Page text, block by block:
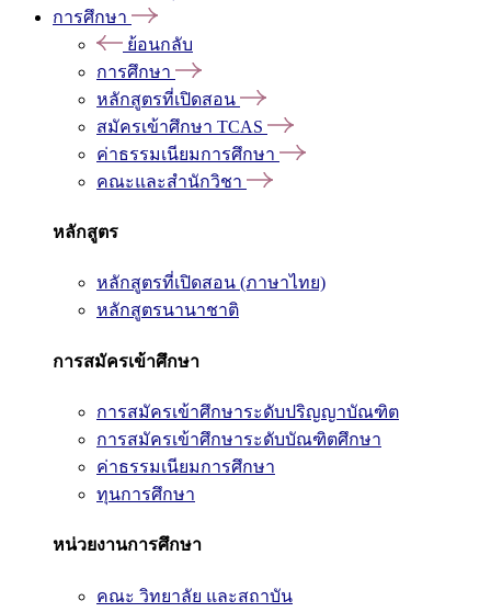
การศึกษา
ย้อนกลับ
การศึกษา
หลักสูตรที่เปิดสอน
สมัครเข้าศึกษา TCAS
ค่าธรรมเนียมการศึกษา
คณะและสำนักวิชา
หลักสูตร
หลักสูตรที่เปิดสอน (ภาษาไทย)
หลักสูตรนานาชาติ
การสมัครเข้าศึกษา
การสมัครเข้าศึกษาระดับปริญญาบัณฑิต
การสมัครเข้าศึกษาระดับบัณฑิตศึกษา
ค่าธรรมเนียมการศึกษา
ทุนการศึกษา
หน่วยงานการศึกษา
คณะ วิทยาลัย และสถาบัน